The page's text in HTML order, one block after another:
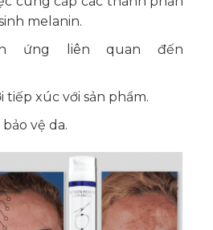
melanin.
ứng liên quan đến
tiếp xúc với sản phẩm.
vệ da.